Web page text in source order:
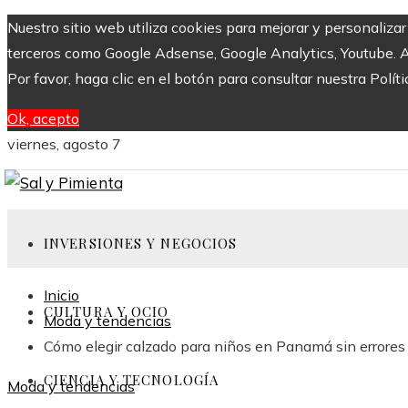
Nuestro sitio web utiliza cookies para mejorar y
terceros como Google Adsense, Google Analytics,
Por favor, haga clic en el botón para consultar nuestra
Ok, acepto
viernes, agosto 7
INVERSIONES Y NEGOCIOS
CULTURA Y OCIO
CIENCIA Y TECNOLOGÍA
Inicio
Moda y tendencias
Cómo elegir calzado para niños en Panamá sin errores
Moda y tendencias